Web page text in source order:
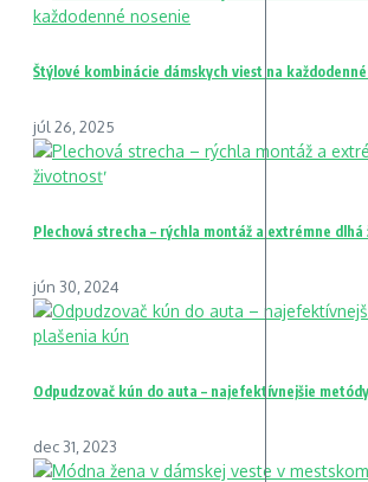
Štýlové kombinácie dámskych viest na
júl 26, 2025
Plechová strecha – rýchla montáž a extrémne dlhá
jún 30, 2024
Odpudzovač kún do auta – najefektívnejšie
dec 31, 2023